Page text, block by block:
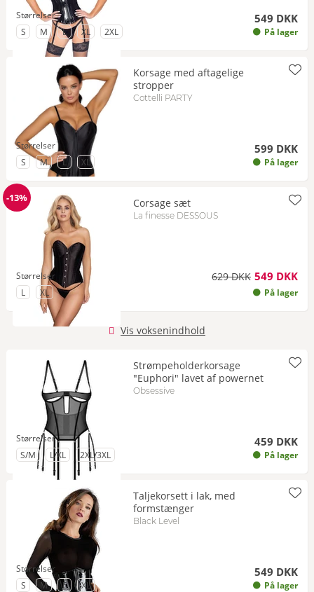
549 DKK
På lager
Størrelser
til Størrelse
S til Størrelse
M til Størrelse
L til Størrelse
XL til Størrelse
2XL
Korsage med aftagelige
stropper
Cottelli PARTY
599 DKK
På lager
Størrelser
til Størrelse
S til Størrelse
M til Størrelse
L til Størrelse
XL
Rabat
-13% Corsage sæt
La finesse DESSOUS
629 DKK 549 DKK
På lager
Størrelser
til Størrelse
L til Størrelse
XL
Vis voksenindhold
Strømpeholderkorsage
"Euphori" lavet af powernet
Obsessive
459 DKK
På lager
Størrelser
til Størrelse
S/M til Størrelse
L/XL til Størrelse
2XL/3XL
Taljekorsett i lak, med
formstænger
Black Level
549 DKK
På lager
Størrelser
til Størrelse
S til Størrelse
M til Størrelse
L til Størrelse
XL